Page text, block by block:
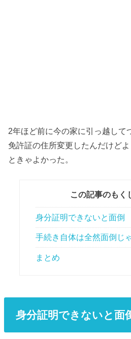
2年ほど前に今の家に引っ越して
免許証の住所変更したんだけど
ときゃよかった。
この記事のもく
身分証明できないと面倒
手続き自体は全然面倒じ
まとめ
身分証明できないと面